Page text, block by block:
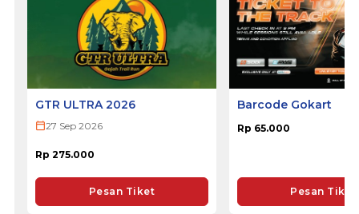
GTR ULTRA 2026
27 Sep 2026
Rp 275.000
Pesan Tiket
Barcode Gokart
Rp 65.000
Pesan Tiket